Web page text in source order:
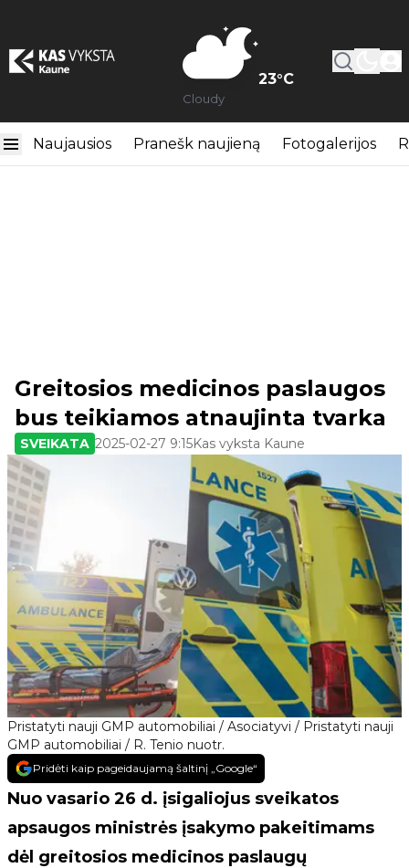
23°C
Cloudy
Naujausios Pranešk naujieną Fotogalerijos
Pristatyti nauji GMP automobiliai / Asociatyvi / Pristatyti nauji
GMP automobiliai / R. Tenio nuotr.
Greitosios medicinos paslaugos
bus teikiamos atnaujinta tvarka
SVEIKATA 2025-02-27 9:15Kas vyksta Kaune
Pridėti kaip pageidaujamą šaltinį „Google“
Nuo vasario 26 d. įsigaliojus sveikatos
apsaugos ministrės įsakymo pakeitimams
dėl greitosios medicinos paslaugų